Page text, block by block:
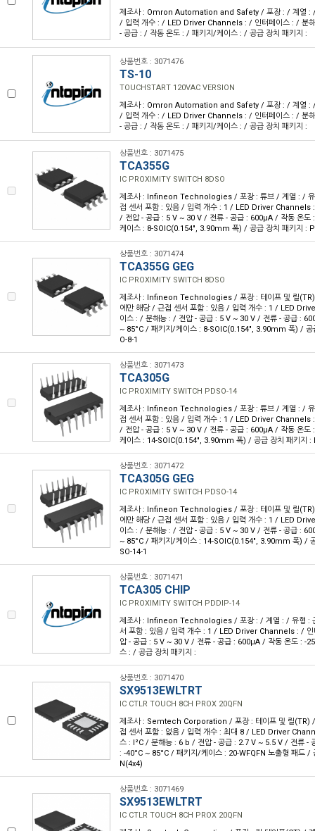
제조사 : Omron Automation and Safety / 포장 : / 계열 : /
/ 입력 개수 : / LED Driver Channels : / 인터페이스 : / 분
- 공급 : / 작동 온도 : / 패키지/케이스 : / 공급 장치 패키지 :
상품번호 : 3071476
TS-10
TOUCHSTART 120VAC VERSION
제조사 : Omron Automation and Safety / 포장 : / 계열 : /
/ 입력 개수 : / LED Driver Channels : / 인터페이스 : / 분
- 공급 : / 작동 온도 : / 패키지/케이스 : / 공급 장치 패키지 :
상품번호 : 3071475
TCA355G
IC PROXIMITY SWITCH 8DSO
제조사 : Infineon Technologies / 포장 : 튜브 / 계열 : / 유
접 센서 포함 : 있음 / 입력 개수 : 1 / LED Driver Channels
/ 전압 - 공급 : 5 V ~ 30 V / 전류 - 공급 : 600µA / 작동 온도
케이스 : 8-SOIC(0.154", 3.90mm 폭) / 공급 장치 패키지 :
상품번호 : 3071474
TCA355G GEG
IC PROXIMITY SWITCH 8DSO
제조사 : Infineon Technologies / 포장 : 테이프 및 릴
에만 해당 / 근접 센서 포함 : 있음 / 입력 개수 : 1 / LED
이스 : / 분해능 : / 전압 - 공급 : 5 V ~ 30 V / 전류 - 공급 :
~ 85°C / 패키지/케이스 : 8-SOIC(0.154", 3.90mm 폭) / 공
O-8-1
상품번호 : 3071473
TCA305G
IC PROXIMITY SWITCH PDSO-14
제조사 : Infineon Technologies / 포장 : 튜브 / 계열 : / 유
접 센서 포함 : 있음 / 입력 개수 : 1 / LED Driver Channels
/ 전압 - 공급 : 5 V ~ 30 V / 전류 - 공급 : 600µA / 작동 온도
케이스 : 14-SOIC(0.154", 3.90mm 폭) / 공급 장치 패키지 :
상품번호 : 3071472
TCA305G GEG
IC PROXIMITY SWITCH PDSO-14
제조사 : Infineon Technologies / 포장 : 테이프 및 릴
에만 해당 / 근접 센서 포함 : 있음 / 입력 개수 : 1 / LED
이스 : / 분해능 : / 전압 - 공급 : 5 V ~ 30 V / 전류 - 공급 :
~ 85°C / 패키지/케이스 : 14-SOIC(0.154", 3.90mm 폭) /
SO-14-1
상품번호 : 3071471
TCA305 CHIP
IC PROXIMITY SWITCH PDDIP-14
제조사 : Infineon Technologies / 포장 : / 계열 : / 유형 :
서 포함 : 있음 / 입력 개수 : 1 / LED Driver Channels : / 인
압 - 공급 : 5 V ~ 30 V / 전류 - 공급 : 600µA / 작동 온도 : -
스 : / 공급 장치 패키지 :
상품번호 : 3071470
SX9513EWLTRT
IC CTLR TOUCH 8CH PROX 20QFN
제조사 : Semtech Corporation / 포장 : 테이프 및 릴(TR)
접 센서 포함 : 없음 / 입력 개수 : 최대 8 / LED Driver
스 : I²C / 분해능 : 6 b / 전압 - 공급 : 2.7 V ~ 5.5 V / 전류 -
: -40°C ~ 85°C / 패키지/케이스 : 20-WFQFN 노출형 패드 /
N(4x4)
상품번호 : 3071469
SX9513EWLTRT
IC CTLR TOUCH 8CH PROX 20QFN